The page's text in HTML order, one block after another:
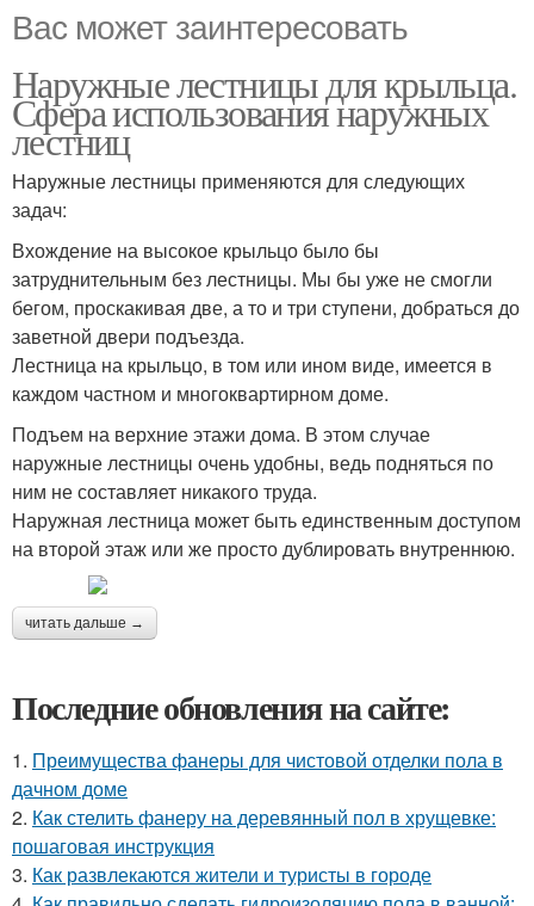
Вас может заинтересовать
Наружные лестницы для крыльца.
Сфера использования наружных
лестниц
Наружные лестницы применяются для следующих
задач:
Вхождение на высокое крыльцо было бы
затруднительным без лестницы. Мы бы уже не смогли
бегом, проскакивая две, а то и три ступени, добраться до
заветной двери подъезда.
Лестница на крыльцо, в том или ином виде, имеется в
каждом частном и многоквартирном доме.
Подъем на верхние этажи дома. В этом случае
наружные лестницы очень удобны, ведь подняться по
ним не составляет никакого труда.
Наружная лестница может быть единственным доступом
на второй этаж или же просто дублировать внутреннюю.
читать дальше →
Последние обновления на сайте:
1. Преимущества фанеры для чистовой отделки пола в
дачном доме
2. Как стелить фанеру на деревянный пол в хрущевке:
пошаговая инструкция
3. Как развлекаются жители и туристы в городе